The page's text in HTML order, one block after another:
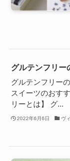
グルテンフリー
グルテンフリー
スイーツのおす
リーとは】 グ...
2022年6月6日 ヴ